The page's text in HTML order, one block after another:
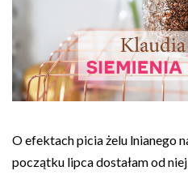
O efektach picia żelu lnianego
początku lipca dostałam od